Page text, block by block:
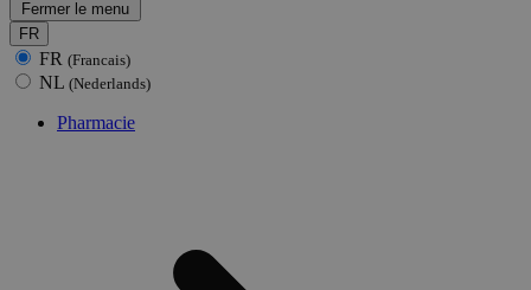
Fermer le menu
FR
FR (Francais)
NL (Nederlands)
Pharmacie